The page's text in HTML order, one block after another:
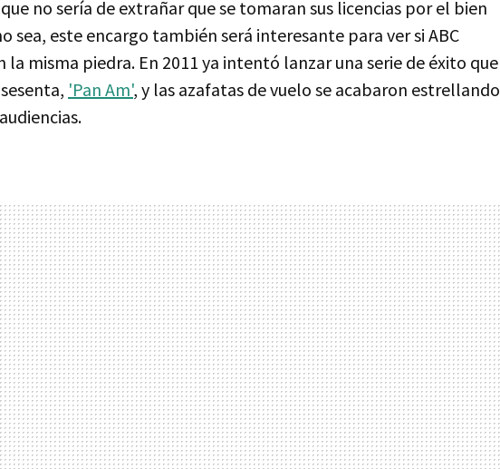
no sería de extrañar que se tomaran sus licencias por el bien
sea, este encargo también será interesante para ver si ABC
la misma piedra. En 2011 ya intentó lanzar una serie de éxito que
'Pan Am', y las azafatas de vuelo se acabaron estrellando